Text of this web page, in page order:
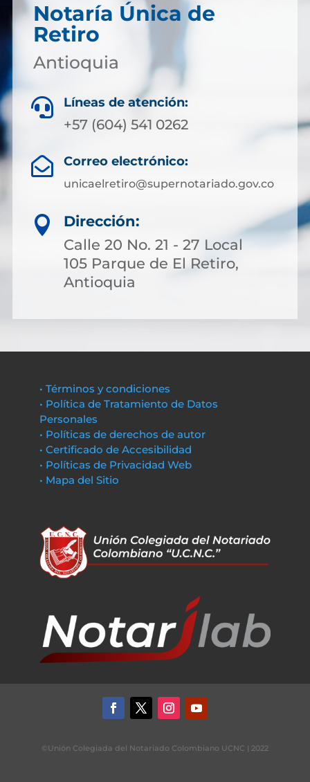
Notaría Única de
Retiro
Antioquia
 Líneas de atención:
+57 (604) 541 0262
 Correo electrónico:
unicaelretiro@supernotariado.gov.co

Dirección:
Calle 20 No. 21 - 27 Local
105 Parque de El Retiro,
Antioquia
• Términos y condiciones
• Política de Tratamiento de Datos
Personales
• Políticas de derechos de autor
• Certificado de Accesibilidad
• Políticas de Privacidad Web
• Mapa del Sitio
©Unión Colegiada del Notariado Colombiano UCNC | 2022